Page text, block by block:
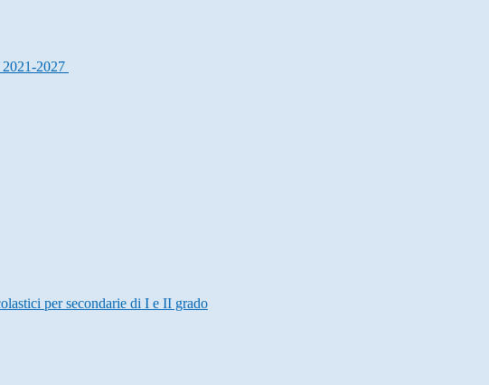
2027
per secondarie di I e II grado